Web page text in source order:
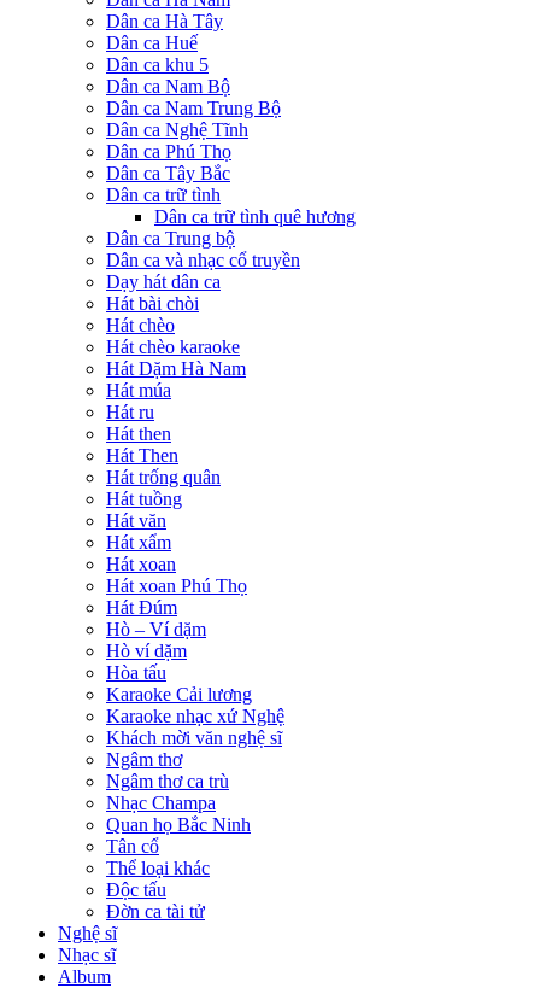
Dân ca Hà Tây
Dân ca Huế
Dân ca khu 5
Dân ca Nam Bộ
Dân ca Nam Trung Bộ
Dân ca Nghệ Tĩnh
Dân ca Phú Thọ
Dân ca Tây Bắc
Dân ca trữ tình
Dân ca trữ tình quê hương
Dân ca Trung bộ
Dân ca và nhạc cổ truyền
Dạy hát dân ca
Hát bài chòi
Hát chèo
Hát chèo karaoke
Hát Dặm Hà Nam
Hát múa
Hát ru
Hát then
Hát Then
Hát trống quân
Hát tuồng
Hát văn
Hát xẩm
Hát xoan
Hát xoan Phú Thọ
Hát Đúm
Hò – Ví dặm
Hò ví dặm
Hòa tấu
Karaoke Cải lương
Karaoke nhạc xứ Nghệ
Khách mời văn nghệ sĩ
Ngâm thơ
Ngâm thơ ca trù
Nhạc Champa
Quan họ Bắc Ninh
Tân cổ
Thể loại khác
Độc tấu
Đờn ca tài tử
Nghệ sĩ
Nhạc sĩ
Album